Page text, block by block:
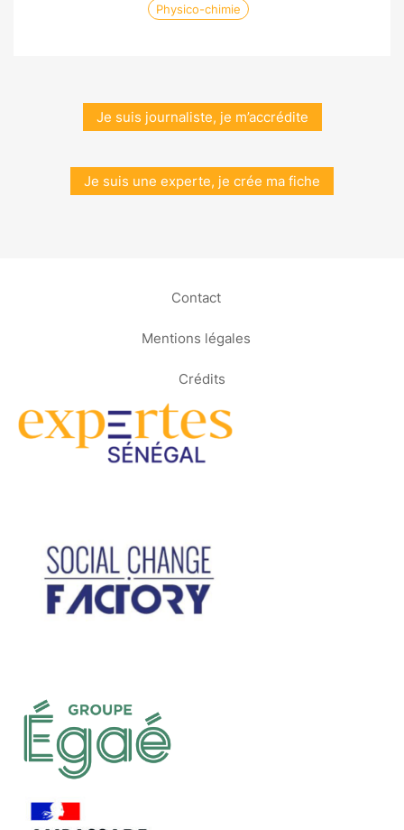
Physico-chimie
Je suis journaliste, je m’accrédite
Je suis une experte, je crée ma fiche
Contact
Mentions légales
Crédits